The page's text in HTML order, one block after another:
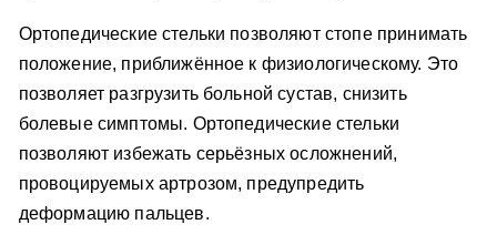
Ортопедические стельки позволяют стопе принимать
положение, приближённое к физиологическому. Это
позволяет разгрузить больной сустав, снизить
болевые симптомы. Ортопедические стельки
позволяют избежать серьёзных осложнений,
провоцируемых артрозом, предупредить
деформацию пальцев.